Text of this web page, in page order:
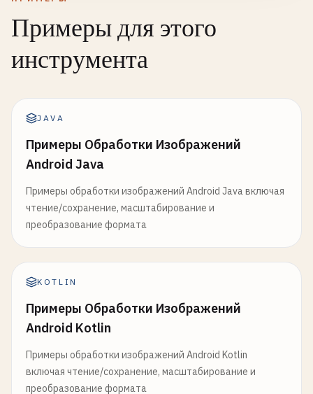
Примеры для этого
инструмента
JAVA
Примеры Обработки Изображений
Android Java
Примеры обработки изображений Android Java включая
чтение/сохранение, масштабирование и
преобразование формата
KOTLIN
Примеры Обработки Изображений
Android Kotlin
Примеры обработки изображений Android Kotlin
включая чтение/сохранение, масштабирование и
преобразование формата